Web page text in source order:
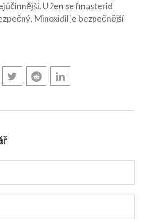
U žen se finasterid
Minoxidil je bezpečnější